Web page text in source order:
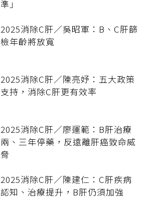
準」
2025消除C肝／吳昭軍：B、C肝篩
檢年齡將放寬
2025消除C肝／陳亮妤：五大政策
支持，消除C肝更有效率
2025消除C肝／廖運範：B肝治療
兩、三年停藥，反遠離肝癌致命威
脅
2025消除C肝／陳建仁：C肝疾病
認知、治療提升，B肝仍須加強